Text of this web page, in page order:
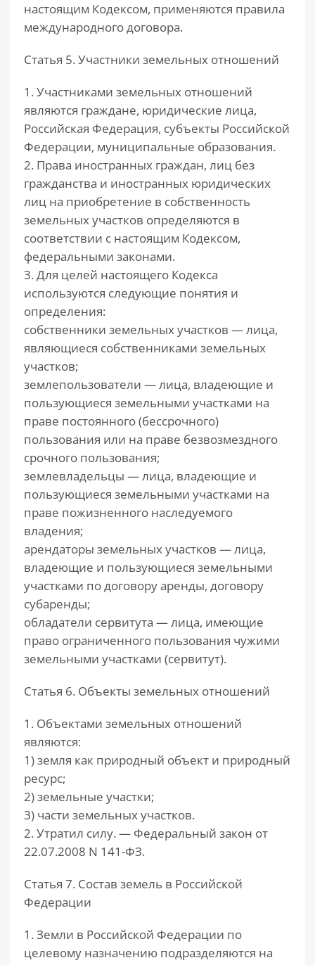
настоящим Кодексом, применяются правила
международного договора.
Статья 5. Участники земельных отношений
1. Участниками земельных отношений
являются граждане, юридические лица,
Российская Федерация, субъекты Российской
Федерации, муниципальные образования.
2. Права иностранных граждан, лиц без
гражданства и иностранных юридических
лиц на приобретение в собственность
земельных участков определяются в
соответствии с настоящим Кодексом,
федеральными законами.
3. Для целей настоящего Кодекса
используются следующие понятия и
определения:
собственники земельных участков — лица,
являющиеся собственниками земельных
участков;
землепользователи — лица, владеющие и
пользующиеся земельными участками на
праве постоянного (бессрочного)
пользования или на праве безвозмездного
срочного пользования;
землевладельцы — лица, владеющие и
пользующиеся земельными участками на
праве пожизненного наследуемого
владения;
арендаторы земельных участков — лица,
владеющие и пользующиеся земельными
участками по договору аренды, договору
субаренды;
обладатели сервитута — лица, имеющие
право ограниченного пользования чужими
земельными участками (сервитут).
Статья 6. Объекты земельных отношений
1. Объектами земельных отношений
являются:
1) земля как природный объект и природный
ресурс;
2) земельные участки;
3) части земельных участков.
2. Утратил силу. — Федеральный закон от
22.07.2008 N 141-ФЗ.
Статья 7. Состав земель в Российской
Федерации
1. Земли в Российской Федерации по
целевому назначению подразделяются на